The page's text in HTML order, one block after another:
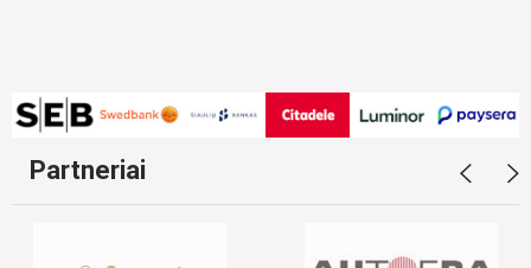
Partneriai